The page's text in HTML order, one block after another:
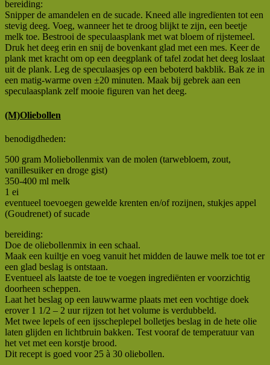
bereiding:
Snipper de amandelen en de sucade. Kneed alle ingredïenten tot een
stevig deeg. Voeg, wanneer het te droog blijkt te zijn, een beetje
melk toe. Bestrooi de speculaasplank met wat bloem of rijstemeel.
Druk het deeg erin en snij de bovenkant glad met een mes. Keer de
plank met kracht om op een deegplank of tafel zodat het deeg loslaat
uit de plank. Leg de speculaasjes op een beboterd bakblik. Bak ze in
een matig-warme oven ±20 minuten. Maak bij gebrek aan een
speculaasplank zelf mooie figuren van het deeg.
(M)Oliebollen
benodigdheden:
500 gram Moliebollenmix van de molen (tarwebloem, zout,
vanillesuiker en droge gist)
350-400 ml melk
1 ei
eventueel toevoegen gewelde krenten en/of rozijnen, stukjes appel
(Goudrenet) of sucade
bereiding:
Doe de oliebollenmix in een schaal.
Maak een kuiltje en voeg vanuit het midden de lauwe melk toe tot er
een glad beslag is ontstaan.
Eventueel als laatste de toe te voegen ingrediënten er voorzichtig
doorheen scheppen.
Laat het beslag op een lauwwarme plaats met een vochtige doek
erover 1 1/2 – 2 uur rijzen tot het volume is verdubbeld.
Met twee lepels of een ijsscheplepel bolletjes beslag in de hete olie
laten glijden en lichtbruin bakken. Test vooraf de temperatuur van
het vet met een korstje brood.
Dit recept is goed voor 25 à 30 oliebollen.